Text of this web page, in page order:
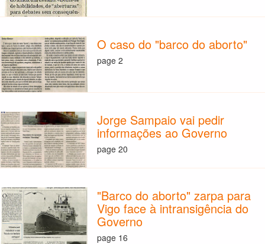
O caso do "barco do aborto"
page 2
Jorge Sampaio vai pedir
informações ao Governo
page 20
"Barco do aborto" zarpa para
Vigo face à intransigência do
Governo
page 16